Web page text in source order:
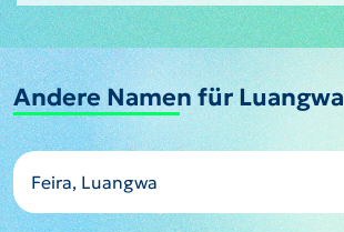
Andere Namen für Luangwa
Feira, Luangwa